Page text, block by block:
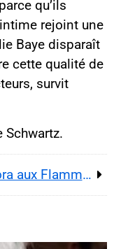
qu’ils
rejoint une
Baye disparaît
cette qualité de
survit
Schwartz.
Theodora aux Flammes 2026 : cinq trophées et le sacre d’une pop urbaine devenue incontournable